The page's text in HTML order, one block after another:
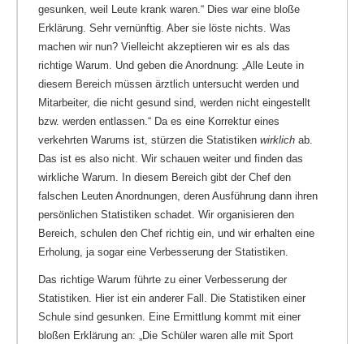
gesunken, weil Leute krank waren.“ Dies war eine bloße
Erklärung. Sehr vernünftig. Aber sie löste nichts. Was
machen wir nun? Vielleicht akzeptieren wir es als das
richtige Warum. Und geben die Anordnung: „Alle Leute in
diesem Bereich müssen ärztlich untersucht werden und
Mitarbeiter, die nicht gesund sind, werden nicht eingestellt
bzw. werden entlassen.“ Da es eine Korrektur eines
verkehrten Warums ist, stürzen die Statistiken wirklich ab.
Das ist es also nicht. Wir schauen weiter und finden das
wirkliche Warum. In diesem Bereich gibt der Chef den
falschen Leuten Anordnungen, deren Ausführung dann ihren
persönlichen Statistiken schadet. Wir organisieren den
Bereich, schulen den Chef richtig ein, und wir erhalten eine
Erholung, ja sogar eine Verbesserung der Statistiken.
Das richtige Warum führte zu einer Verbesserung der
Statistiken. Hier ist ein anderer Fall. Die Statistiken einer
Schule sind gesunken. Eine Ermittlung kommt mit einer
bloßen Erklärung an: „Die Schüler waren alle mit Sport